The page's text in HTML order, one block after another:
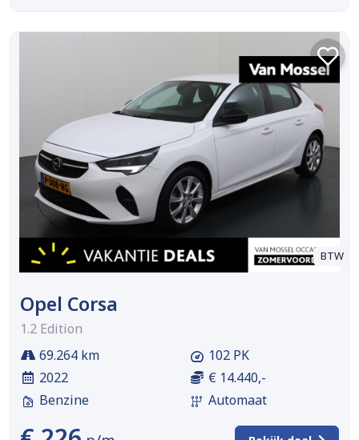
BTW
Opel Corsa
1.2 Edition
69.264 km
2022
Benzine
102 PK
€ 14.440,-
Automaat